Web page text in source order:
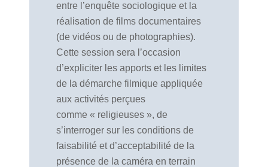
entre l’enquête sociologique et la
réalisation de films documentaires
(de vidéos ou de photographies).
Cette session sera l’occasion
d’expliciter les apports et les limites
de la démarche filmique appliquée
aux activités perçues
comme « religieuses », de
s’interroger sur les conditions de
faisabilité et d’acceptabilité de la
présence de la caméra en terrain